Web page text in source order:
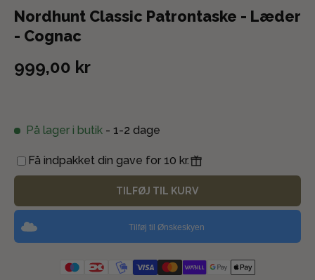
Nordhunt Classic Patrontaske - Læder
- Cognac
999,00 kr
På lager i butik - 1-2 dage
Få indpakket din gave for 10 kr.
TILFØJ TIL KURV
Tilføj til Ønskeskyen